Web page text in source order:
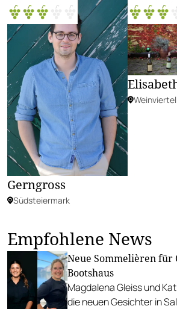
Gerngross
Südsteiermark
Weinviertel
Empfohlene News
Neue Sommelièren für
Bootshaus
Magdalena Gleiss und
die neuen Gesichter in